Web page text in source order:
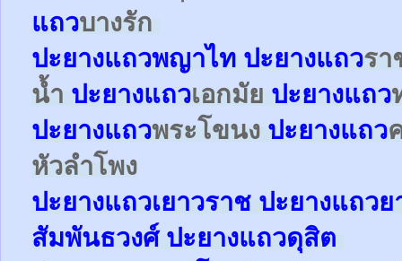
แถวบางรัก
ปะยางแถวพญาไท ปะยางแถวรา
น้ำ ปะยางแถวเอกมัย ปะยางแถว
ปะยางแถวพระโขนง ปะยางแถว
หัวลำโพง
ปะยางแถวเยาวราช ปะยางแถวย
สัมพันธวงศ์ ปะยางแถวดุสิต